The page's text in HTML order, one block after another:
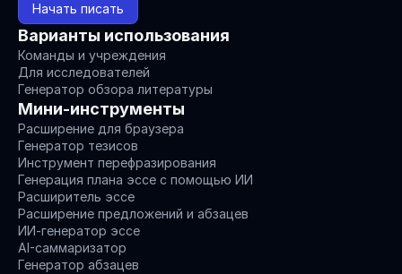
Начать писать
Варианты использования
Команды и учреждения
Для исследователей
Генератор обзора литературы
Мини-инструменты
Расширение для браузера
Генератор тезисов
Инструмент перефразирования
Генерация плана эссе с помощью ИИ
Расширитель эссе
Расширение предложений и абзацев
ИИ-генератор эссе
AI-саммаризатор
Генератор абзацев